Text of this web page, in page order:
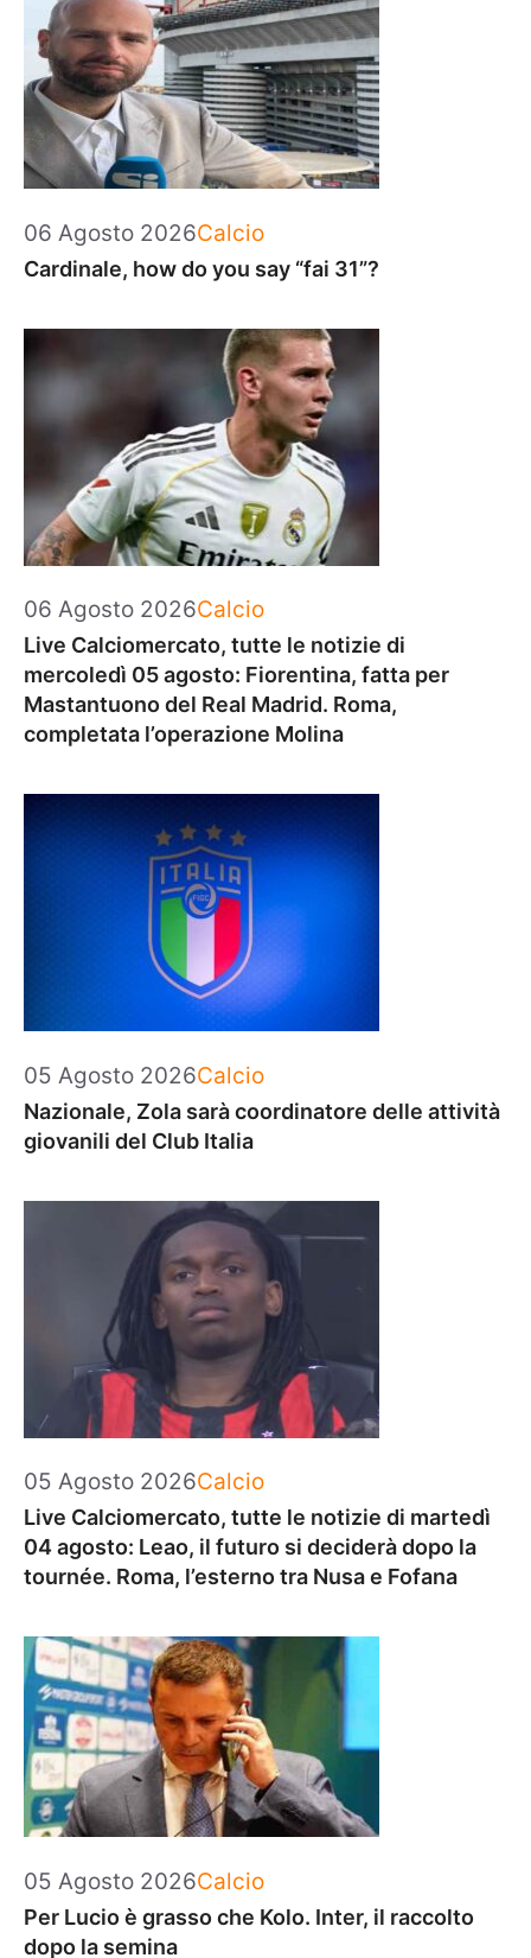
06 Agosto 2026Categorie
Calcio
Cardinale, how do you say “fai 31”?
06 Agosto 2026Categorie
Calcio
Live Calciomercato, tutte le notizie di
mercoledì 05 agosto: Fiorentina, fatta per
Mastantuono del Real Madrid. Roma,
completata l’operazione Molina
05 Agosto 2026Categorie
Calcio
Nazionale, Zola sarà coordinatore delle attività
giovanili del Club Italia
05 Agosto 2026Categorie
Calcio
Live Calciomercato, tutte le notizie di martedì
04 agosto: Leao, il futuro si deciderà dopo la
tournée. Roma, l’esterno tra Nusa e Fofana
05 Agosto 2026Categorie
Calcio
Per Lucio è grasso che Kolo. Inter, il raccolto
dopo la semina